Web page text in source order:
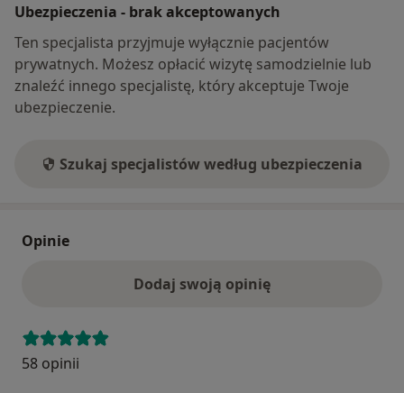
Ubezpieczenia - brak akceptowanych
Ten specjalista przyjmuje wyłącznie pacjentów
prywatnych. Możesz opłacić wizytę samodzielnie lub
znaleźć innego specjalistę, który akceptuje Twoje
ubezpieczenie.
Szukaj specjalistów według ubezpieczenia
Opinie
Dodaj swoją opinię
58 opinii